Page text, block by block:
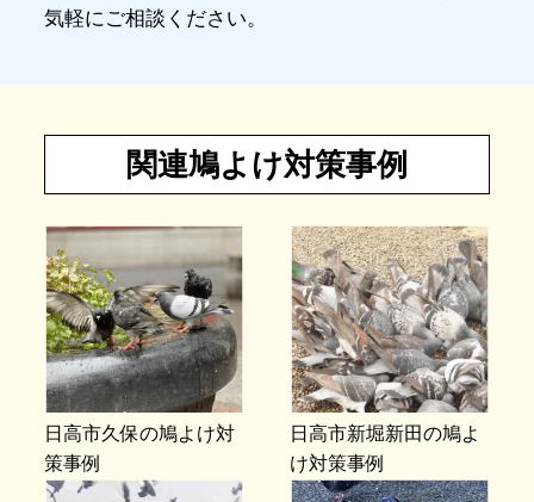
気軽にご相談ください。
関連鳩よけ対策事例
日高市久保の鳩よけ対
策事例
日高市新堀新田の鳩よ
け対策事例